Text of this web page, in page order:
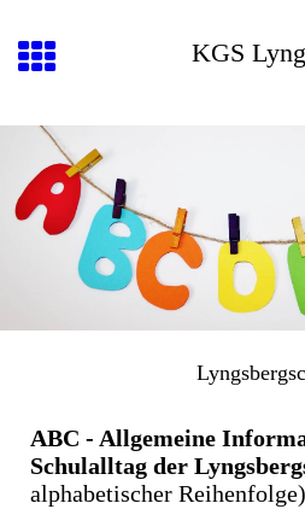
KGS
ABC - Allgemeine
Schulalltag der
alphabetischer Reihenfolge)